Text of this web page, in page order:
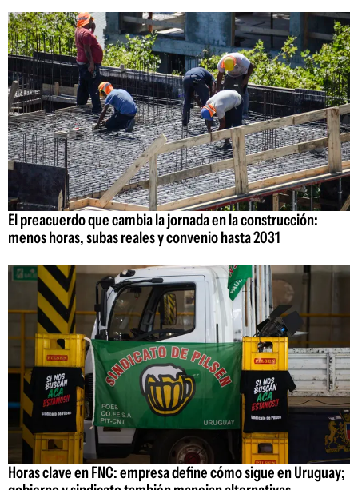
El preacuerdo que cambia la jornada en la construcción:
menos horas, subas reales y convenio hasta 2031
Horas clave en FNC: empresa define cómo sigue en Uruguay;